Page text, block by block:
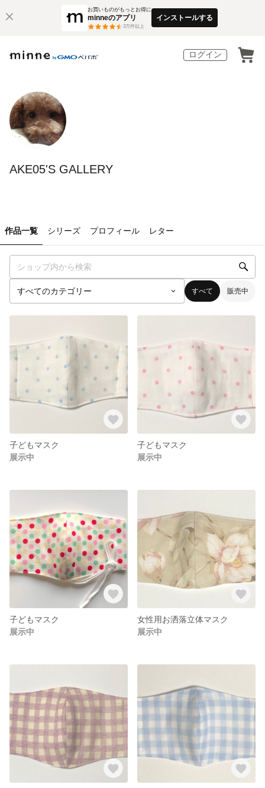
お買いものがもっとお得に
minneのアプリ
3万件以上
インストールする
ログイン
AKE05'S GALLERY
作品一覧 シリーズ プロフィール レター
すべて 販売中
子どもマスク
展示中
子どもマスク
展示中
子どもマスク
展示中
女性用お洒落立体マスク
展示中